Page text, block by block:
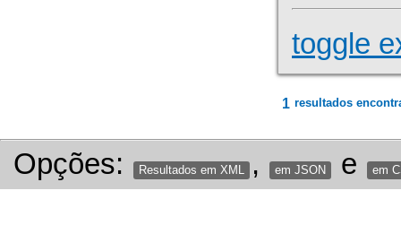
toggle
1 resultados
Opções: Resultados em XML , em JSON e em